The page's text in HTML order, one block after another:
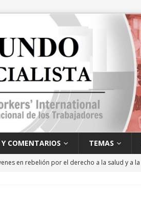
COMENTARIOS TEMAS
en rebelión por el derecho a la salud y a la